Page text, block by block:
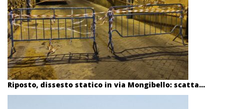
Riposto, dissesto statico in via Mongibello: scatta...